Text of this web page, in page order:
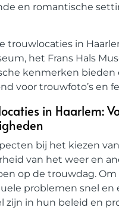
en romantische
trouwlocaties in
het Frans Hals
kenmerken bieden
voor trouwfoto’s en
in Haarlem:
bij het kiezen
van het weer en
op de trouwdag.
problemen snel en
zijn in hun beleid en